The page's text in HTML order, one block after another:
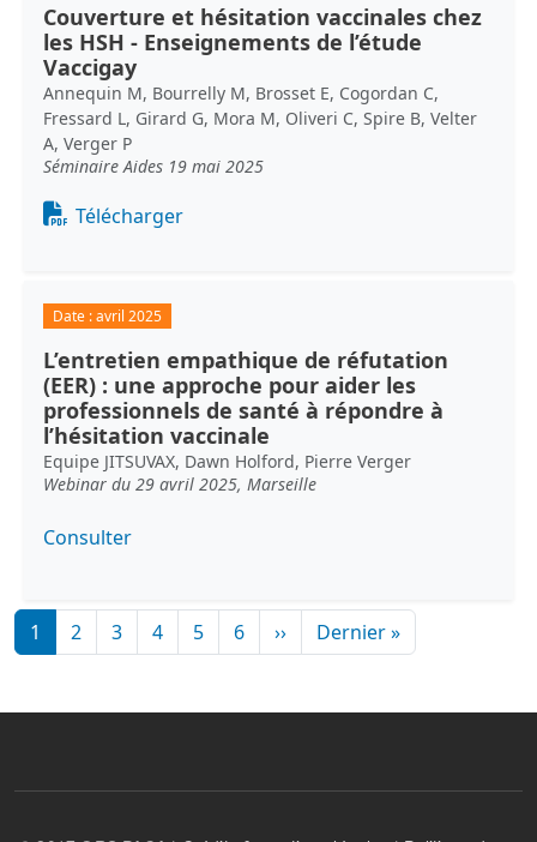
Couverture et hésitation vaccinales chez
les HSH - Enseignements de l’étude
Vaccigay
Annequin M, Bourrelly M, Brosset E, Cogordan C,
Fressard L, Girard G, Mora M, Oliveri C, Spire B, Velter
A, Verger P
Séminaire Aides 19 mai 2025
Document
Télécharger
Date :avril 2025
L’entretien empathique de réfutation
(EER) : une approche pour aider les
professionnels de santé à répondre à
l’hésitation vaccinale
Equipe JITSUVAX, Dawn Holford, Pierre Verger
Webinar du 29 avril 2025, Marseille
Consulter
Pagination
1 2 3 4 5 6 ››Page suivante
Dernier »Dernière page